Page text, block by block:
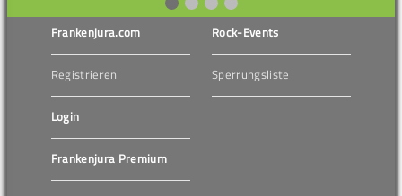
Frankenjura.com
Registrieren
Login
Frankenjura Premium
Rock-Events
Sperrungsliste